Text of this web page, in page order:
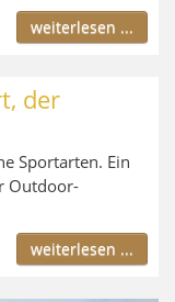
weiterlesen ...
der
Sportarten. Ein
Outdoor-
weiterlesen ...